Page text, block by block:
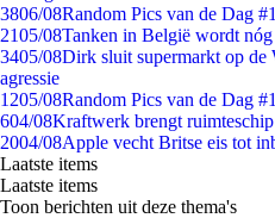
3806/08Random Pics van de Dag
2105/08Tanken in België wordt
3405/08Dirk sluit supermarkt op de
agressie
1205/08Random Pics van de Dag
604/08Kraftwerk brengt
2004/08Apple vecht Britse eis tot
Laatste items
Laatste items
Toon berichten uit deze thema's